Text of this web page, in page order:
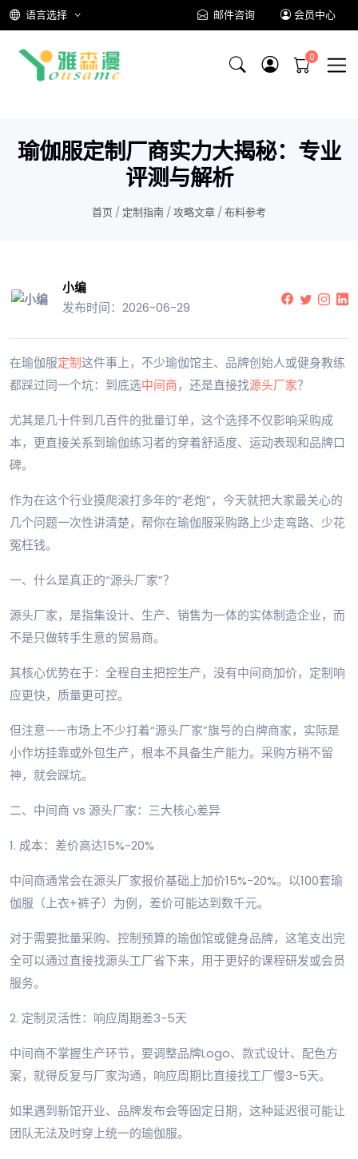
语言选择 邮件咨询 会员中心
瑜伽服定制厂商实力大揭秘：专业
评测与解析
首页 / 定制指南 / 攻略文章 / 布料参考
小编
发布时间：2026-06-29
在瑜伽服定制这件事上，不少瑜伽馆主、品牌创始人或健身教练
都踩过同一个坑：到底选中间商，还是直接找源头厂家？
尤其是几十件到几百件的批量订单，这个选择不仅影响采购成
本，更直接关系到瑜伽练习者的穿着舒适度、运动表现和品牌口
碑。
作为在这个行业摸爬滚打多年的“老炮”，今天就把大家最关心的
几个问题一次性讲清楚，帮你在瑜伽服采购路上少走弯路、少花
冤枉钱。
一、什么是真正的“源头厂家”？
源头厂家，是指集设计、生产、销售为一体的实体制造企业，而
不是只做转手生意的贸易商。
其核心优势在于：全程自主把控生产，没有中间商加价，定制响
应更快，质量更可控。
但注意——市场上不少打着“源头厂家”旗号的白牌商家，实际是
小作坊挂靠或外包生产，根本不具备生产能力。采购方稍不留
神，就会踩坑。
二、中间商 vs 源头厂家：三大核心差异
1. 成本：差价高达15%-20%
中间商通常会在源头厂家报价基础上加价15%-20%。以100套瑜
伽服（上衣+裤子）为例，差价可能达到数千元。
对于需要批量采购、控制预算的瑜伽馆或健身品牌，这笔支出完
全可以通过直接找源头工厂省下来，用于更好的课程研发或会员
服务。
2. 定制灵活性：响应周期差3-5天
中间商不掌握生产环节，要调整品牌Logo、款式设计、配色方
案，就得反复与厂家沟通，响应周期比直接找工厂慢3-5天。
如果遇到新馆开业、品牌发布会等固定日期，这种延迟很可能让
团队无法及时穿上统一的瑜伽服。